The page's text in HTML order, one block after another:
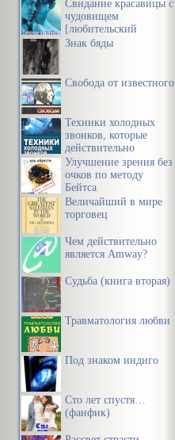
Свидание красавицы с
чудовищем
[любительский
перевод]
Знак бяды
Свобода от известного
Техники холодных
звонков, которые
действительно
работают
Улучшение зрения без
очков по методу
Бейтса
Величайший в мире
торговец
Чем действительно
является Amway?
Судьба (книга вторая)
Травматология любви
Под знаком индиго
Сто лет спустя…
(фанфик)